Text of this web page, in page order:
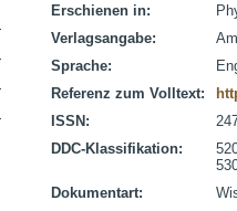
Erschienen in:
Verlagsangabe:
Sprache:
Referenz zum Volltext:
ISSN:
DDC-Klassifikation:
Dokumentart: